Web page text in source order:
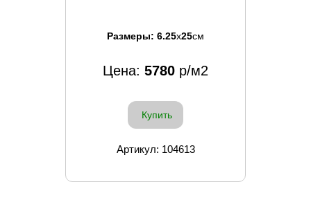
Размеры: 6.25x25см
Цена: 5780 р/м2
Купить
Артикул: 104613